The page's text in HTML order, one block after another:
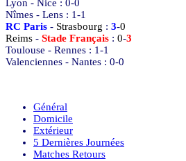
Lyon - Nice : 0-0
Nîmes - Lens : 1-1
RC Paris - Strasbourg : 3-0
Reims - Stade Français : 0-3
Toulouse - Rennes : 1-1
Valenciennes - Nantes : 0-0
Général
Domicile
Extérieur
5 Dernières Journées
Matches Retours